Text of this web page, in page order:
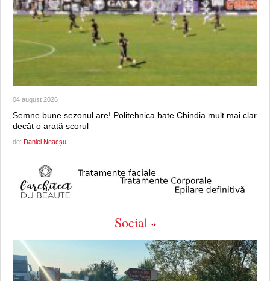
04 august 2026
Semne bune sezonul are! Politehnica bate Chindia mult mai clar
decât o arată scorul
de: Daniel Neacșu
Social